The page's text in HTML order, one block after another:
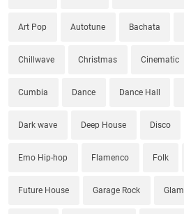
Art Pop Autotune Bachata
Chillwave Christmas Cinematic
Cumbia Dance Dance Hall
Dark wave Deep House Disco
Emo Hip-hop Flamenco Folk
Future House Garage Rock Glam